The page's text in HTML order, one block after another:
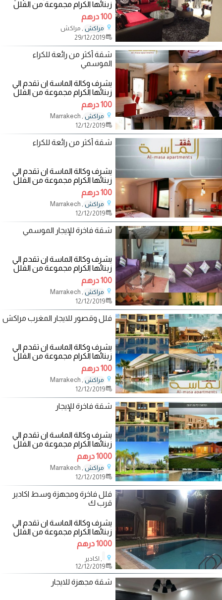
زبنائها الكرام مجموعة من الفلل
والشقق المفروشة الفاخرة والآمنة
في
100 درهم
مراكش , مراكش
29/12/2019
شقة أكثر من رائعة للكراء
الموسمي
يشرف وكالة الماسة ان تقدم الي
زبنائها الكرام مجموعة من الفلل
والشقق المفروشة الفاخرة والآمنة
في
100 درهم
مراكش , Marrakech
12/12/2019
شقة أكثر من رائعة للكراء
يشرف وكالة الماسة ان تقدم الي
زبنائها الكرام مجموعة من الفلل
والشقق المفروشة الفاخرة والآمنة
في
100 درهم
مراكش , Marrakech
12/12/2019
شقة فاخرة للإيجار الموسمي
يشرف وكالة الماسة ان تقدم الي
زبنائها الكرام مجموعة من الفلل
والشقق المفروشة الفاخرة والآمنة
في
100 درهم
مراكش , Marrakech
12/12/2019
فلل وقصور للايجار المغرب مراكش
يشرف وكالة الماسة ان تقدم الي
زبنائها الكرام مجموعة من الفلل
والشقق المفروشة الفاخرة والآمنة
في
100 درهم
مراكش , Marrakech
12/12/2019
شقة فاخرة للإيجار
يشرف وكالة الماسة ان تقدم الي
زبنائها الكرام مجموعة من الفلل
والشقق المفروشة الفاخرة والآمنة
في
1000 درهم
مراكش , Marrakech
12/12/2019
فلل فاخرة ومجهزة وسط اكادير
قرب ك
يشرف وكالة الماسة ان تقدم الي
زبنائها الكرام مجموعة من الفلل
والشقق المفروشة الفاخرة والآمنة
1000 درهم
, اكادير
12/12/2019
شقة مجهزة للايجار